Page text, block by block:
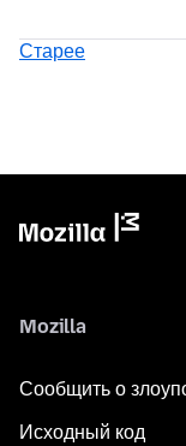
Старее
Mozilla
Сообщить о
Исходный код